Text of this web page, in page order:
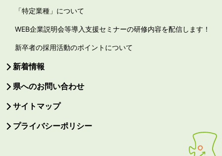
「特定業種」について
WEB企業説明会等導入支援セミナーの研修内容を配信します！
新卒者の採用活動のポイントについて
新着情報
県へのお問い合わせ
サイトマップ
プライバシーポリシー